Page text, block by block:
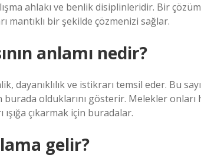
ahlakı ve benlik disiplinleridir. Bir
mantıklı bir şekilde çözmenizi sağlar.
anlamı nedir?
dayanıklılık ve istikrarı temsil eder. Bu
olduklarını gösterir. Melekler onları
çıkarmak için buradalar.
gelir?